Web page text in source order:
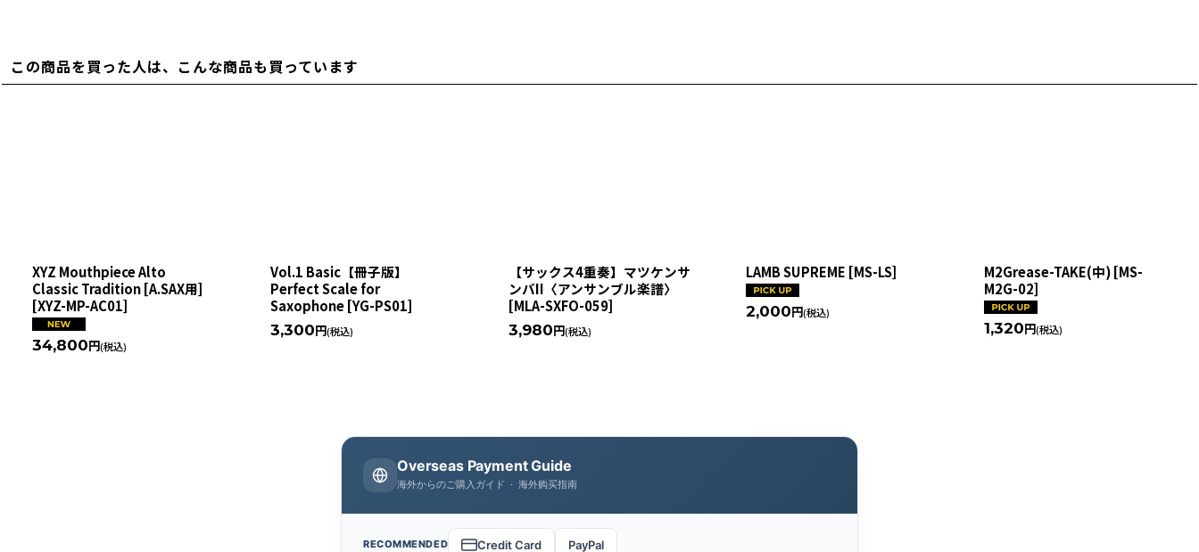
この商品を買った人は、こんな商品も買っています
XYZ Mouthpiece Alto
Classic Tradition [A.SAX用]
[XYZ-MP-AC01]
34,800円(税込)
Vol.1 Basic【冊子版】
Perfect Scale for
Saxophone [YG-PS01]
3,300円(税込)
【サックス4重奏】マツケンサ
ンバII〈アンサンブル楽譜〉
[MLA-SXFO-059]
3,980円(税込)
LAMB SUPREME [MS-LS]
2,000円(税込)
M2Grease-TAKE(中)[MS-
M2G-02]
1,320円(税込)
Overseas Payment Guide
海外からのご購入ガイド · 海外购买指南
RECOMMENDED Credit Card PayPal